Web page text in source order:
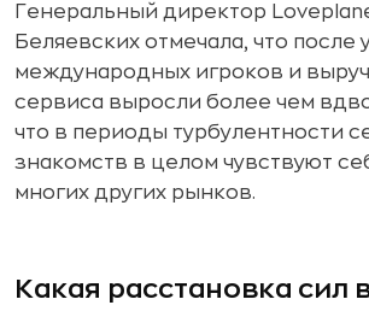
Генеральный директор
Беляевских отмечала, что после
международных игроков и
сервиса выросли более чем
что в периоды турбулентности
знакомств в целом чувствуют
многих других рынков.
Какая расстановка сил